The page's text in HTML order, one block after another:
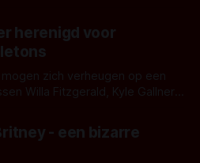
Het topic deze keer is (kon
Kijk je mee?
herenigd voor
zich verheugen op een
Willa Fitzgerald, Kyle Gallner
feature waarvoor de
- een bizarre